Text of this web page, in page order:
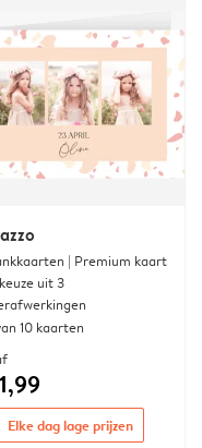
| Premium kaart
uit 3
10 kaarten
Elke dag lage prijzen